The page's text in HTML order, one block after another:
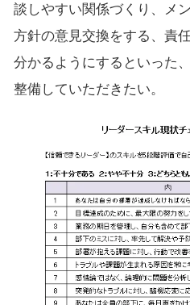
談しやすい関係づくり、メ
方針の意見交換をする、責
分かるようにするといった
整備していただきたい。